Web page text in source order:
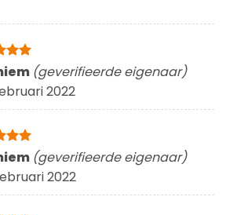
(geverifieerde eigenaar)
2022
(geverifieerde eigenaar)
2022